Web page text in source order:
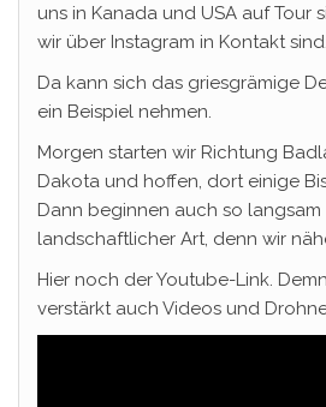
uns in Kanada und USA auf Tour
wir über Instagram in Kontakt sind.
Da kann sich das griesgrämige
ein Beispiel nehmen.
Morgen starten wir Richtung
Dakota und hoffen, dort einige
Dann beginnen auch so
landschaftlicher Art, denn wir
Hier noch der Youtube-Link.
verstärkt auch Videos und